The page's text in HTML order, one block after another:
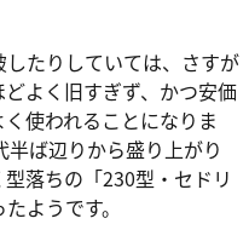
たりしていては、さすが
よく旧すぎず、かつ安価
使われることになりま
ば辺りから盛り上がり
落ちの「230型・セドリ
ようです。